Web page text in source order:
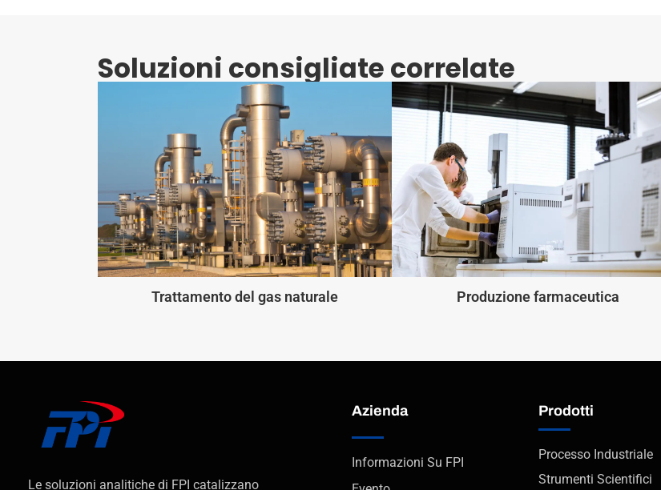
Soluzioni consigliate correlate
Trattamento del gas naturale Produzione farmaceutica
Le soluzioni analitiche di FPI catalizzano
Azienda
Informazioni Su FPI
Prodotti
Processo Industriale
Strumenti Scientifici